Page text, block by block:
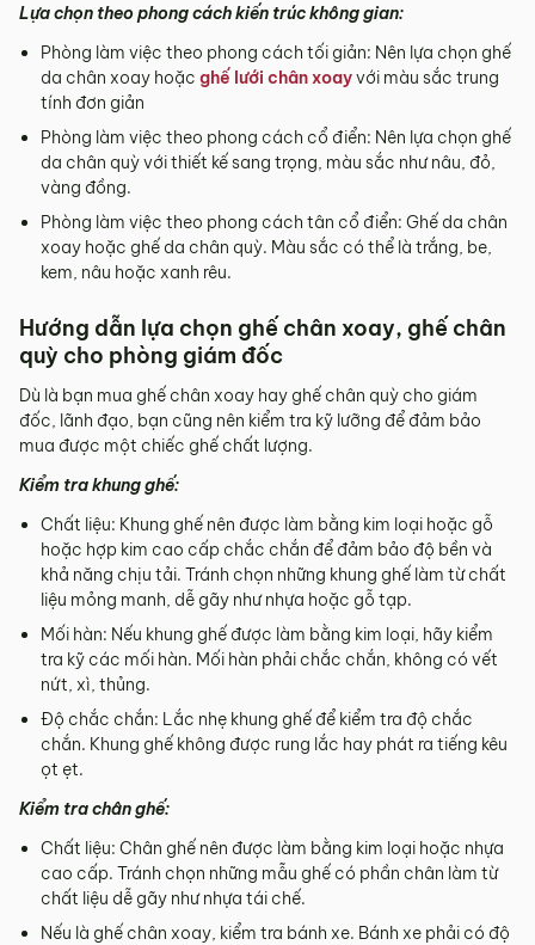
Lựa chọn theo phong cách kiến trúc không gian:
Phòng làm việc theo phong cách tối giản: Nên lựa chọn ghế
da chân xoay hoặc ghế lưới chân xoayvới màu sắc trung
tính đơn giản
Phòng làm việc theo phong cách cổ điển: Nên lựa chọn ghế
da chân quỳ với thiết kế sang trọng, màu sắc như nâu, đỏ,
vàng đồng.
Phòng làm việc theo phong cách tân cổ điển: Ghế da chân
xoay hoặc ghế da chân quỳ. Màu sắc có thể là trắng, be,
kem, nâu hoặc xanh rêu.
Hướng dẫn lựa chọn ghế chân xoay, ghế chân
quỳ cho phòng giám đốc
Dù là bạn mua ghế chân xoay hay ghế chân quỳ cho giám
đốc, lãnh đạo, bạn cũng nên kiểm tra kỹ lưỡng để đảm bảo
mua được một chiếc ghế chất lượng.
Kiểm tra khung ghế:
Chất liệu: Khung ghế nên được làm bằng kim loại hoặc gỗ
hoặc hợp kim cao cấp chắc chắn để đảm bảo độ bền và
khả năng chịu tải. Tránh chọn những khung ghế làm từ chất
liệu mỏng manh, dễ gãy như nhựa hoặc gỗ tạp.
Mối hàn: Nếu khung ghế được làm bằng kim loại, hãy kiểm
tra kỹ các mối hàn. Mối hàn phải chắc chắn, không có vết
nứt, xì, thủng.
Độ chắc chắn: Lắc nhẹ khung ghế để kiểm tra độ chắc
chắn. Khung ghế không được rung lắc hay phát ra tiếng kêu
ọt ẹt.
Kiểm tra chân ghế:
Chất liệu: Chân ghế nên được làm bằng kim loại hoặc nhựa
cao cấp. Tránh chọn những mẫu ghế có phần chân làm từ
chất liệu dễ gãy như nhựa tái chế.
Nếu là ghế chân xoay, kiểm tra bánh xe. Bánh xe phải có độ